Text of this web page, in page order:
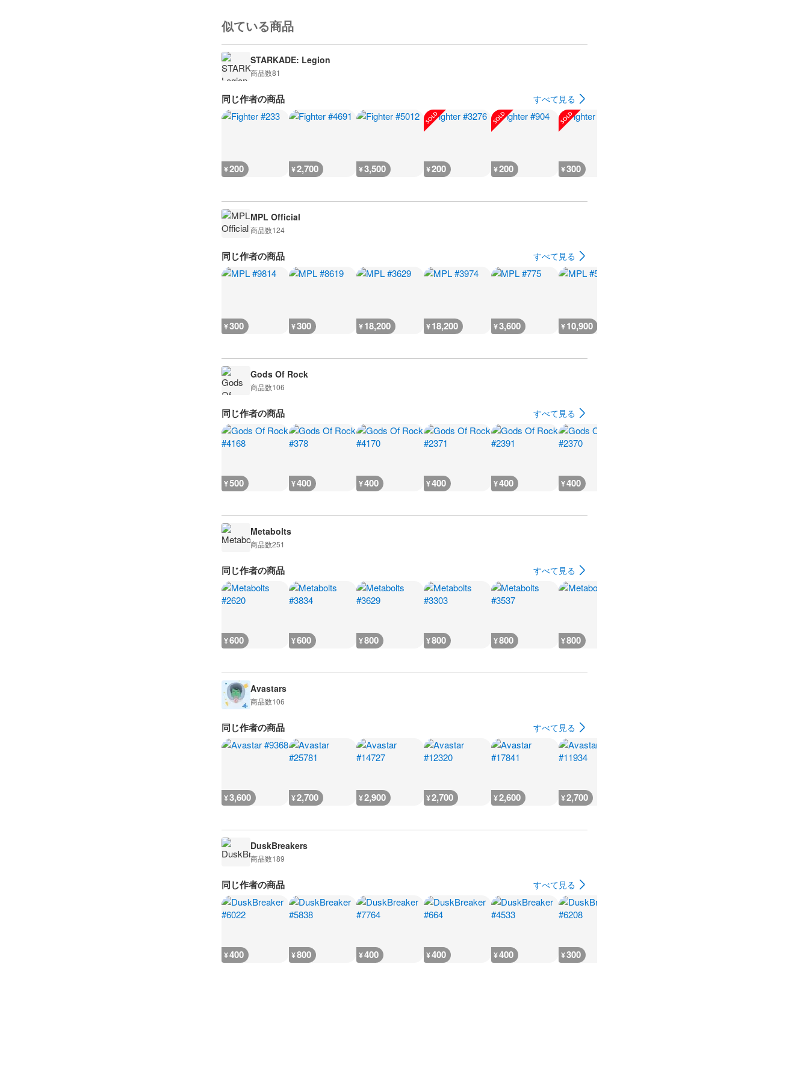
似ている商品
STARKADE: Legion
商品数81
同じ作者の商品 すべて見る
¥200 ¥2,700 ¥3,500 ¥200 ¥200 ¥300
MPL Official
商品数124
同じ作者の商品 すべて見る
¥300 ¥300 ¥18,200 ¥18,200 ¥3,600 ¥10,900
Gods Of Rock
商品数106
同じ作者の商品 すべて見る
¥500 ¥400 ¥400 ¥400 ¥400 ¥400
Metabolts
商品数251
同じ作者の商品 すべて見る
¥600 ¥600 ¥800 ¥800 ¥800 ¥800
Avastars
商品数106
同じ作者の商品 すべて見る
¥3,600 ¥2,700 ¥2,900 ¥2,700 ¥2,600 ¥2,700
DuskBreakers
商品数189
同じ作者の商品 すべて見る
¥400 ¥800 ¥400 ¥400 ¥400 ¥300